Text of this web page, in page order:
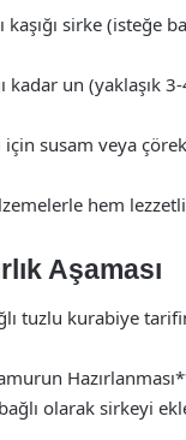
kaşığı sirke (isteğe
kadar un (yaklaşık
için susam veya
hem
Aşaması
tuzlu kurabiye
olarak sirkeyi